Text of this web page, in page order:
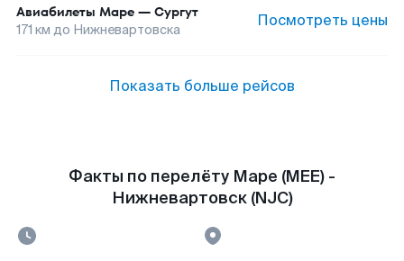
Авиабилеты Маре — Сургут
171 км до Нижневартовска Посмотреть цены
Показать больше рейсов
Факты по перелёту Маре (MEE) -
Нижневартовск (NJC)